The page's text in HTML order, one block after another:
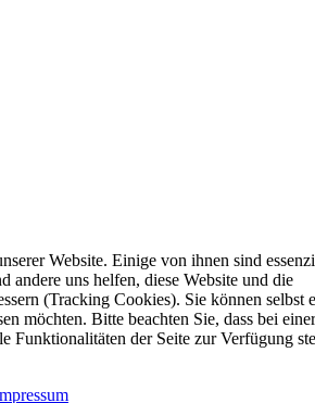
Website. Einige von ihnen sind
andere uns helfen, diese Website und die
(Tracking Cookies). Sie können selbst
möchten. Bitte beachten Sie, dass bei
Funktionalitäten der Seite zur Verfügung